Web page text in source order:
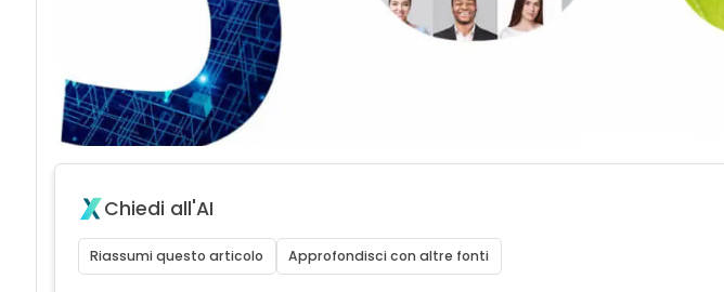
Chiedi all'AI
Riassumi questo articolo Approfondisci con altre fonti